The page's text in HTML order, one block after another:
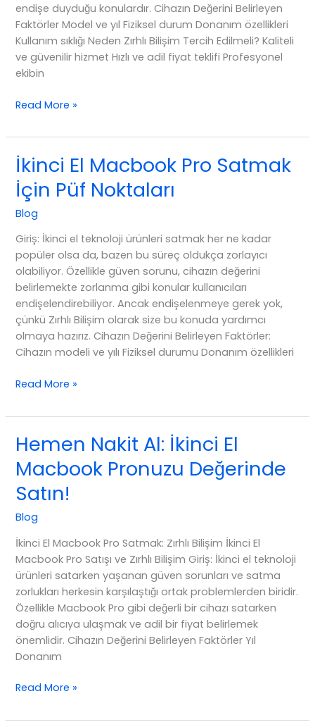
endişe duyduğu konulardır. Cihazın Değerini Belirleyen
Faktörler Model ve yıl Fiziksel durum Donanım özellikleri
Kullanım sıklığı Neden Zırhlı Bilişim Tercih Edilmeli? Kaliteli
ve güvenilir hizmet Hızlı ve adil fiyat teklifi Profesyonel
ekibin
Hemen
Al,
İkinci
El
Macbook
Pronuzu
Satın
Alalım!
Read More »
İkinci El Macbook Pro Satmak
İçin Püf Noktaları
Blog
Giriş: İkinci el teknoloji ürünleri satmak her ne kadar
popüler olsa da, bazen bu süreç oldukça zorlayıcı
olabiliyor. Özellikle güven sorunu, cihazın değerini
belirlemekte zorlanma gibi konular kullanıcıları
endişelendirebiliyor. Ancak endişelenmeye gerek yok,
çünkü Zırhlı Bilişim olarak size bu konuda yardımcı
olmaya hazırız. Cihazın Değerini Belirleyen Faktörler:
Cihazın modeli ve yılı Fiziksel durumu Donanım özellikleri
İkinci
Macbook
Satmak
İçin
Noktaları
Read More »
Hemen Nakit Al: İkinci El
Macbook Pronuzu Değerinde
Satın!
Blog
İkinci El Macbook Pro Satmak: Zırhlı Bilişim İkinci El
Macbook Pro Satışı ve Zırhlı Bilişim Giriş: İkinci el teknoloji
ürünleri satarken yaşanan güven sorunları ve satma
zorlukları herkesin karşılaştığı ortak problemlerden biridir.
Özellikle Macbook Pro gibi değerli bir cihazı satarken
doğru alıcıya ulaşmak ve adil bir fiyat belirlemek
önemlidir. Cihazın Değerini Belirleyen Faktörler Yıl
Donanım
Hemen
Al:
Read More »